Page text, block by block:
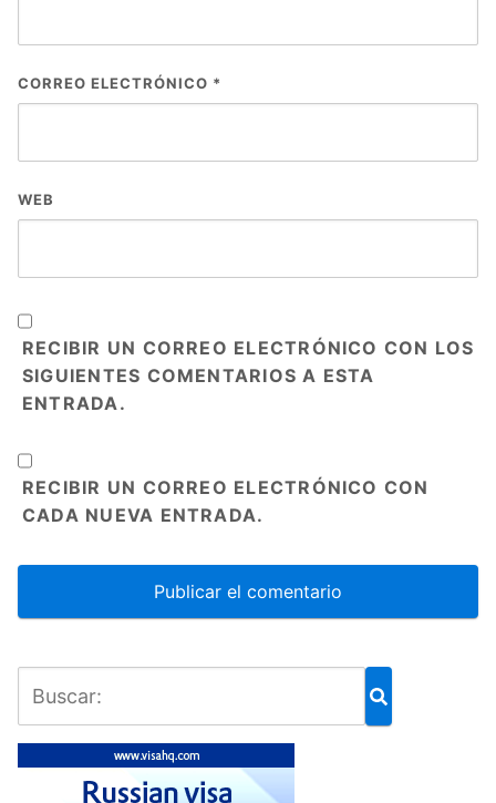
CORREO ELECTRÓNICO *
WEB
RECIBIR UN CORREO ELECTRÓNICO CON LOS
SIGUIENTES COMENTARIOS A ESTA
ENTRADA.
RECIBIR UN CORREO ELECTRÓNICO CON
CADA NUEVA ENTRADA.